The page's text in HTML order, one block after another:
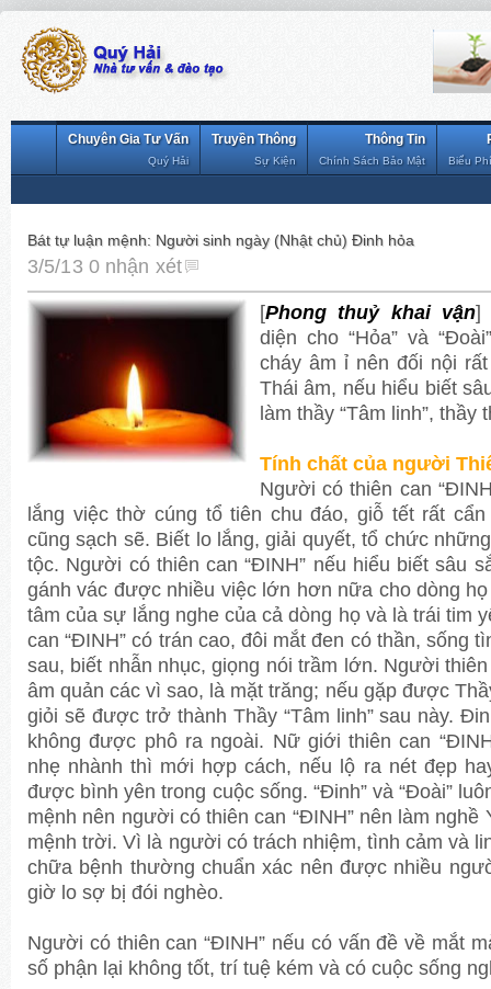
Biểu
Thông Tin
Chính Sách Bảo Mật
Truyền Thông
Sự Kiện
Chuyên Gia Tư Vấn
Quý Hải
Bát tự luận mệnh: Người sinh ngày (Nhật chủ) Đinh hỏa
3/5/13 0 nhận xét
[Phong thuỷ khai vận]
diện cho “Hỏa” và
cháy âm ỉ nên đối nội
Thái âm, nếu hiểu biết
làm thầy “Tâm linh”, thầy
Tính chất của người
Người có thiên can
lắng việc thờ cúng tổ tiên chu đáo, giỗ tết rất
cũng sạch sẽ. Biết lo lắng, giải quyết, tổ chức
tộc. Người có thiên can “ĐINH” nếu hiểu biết sâu
gánh vác được nhiều việc lớn hơn nữa cho dòng
tâm của sự lắng nghe của cả dòng họ và là trái tim
can “ĐINH” có trán cao, đôi mắt đen có thần, sống
sau, biết nhẫn nhục, giọng nói trầm lớn. Người
âm quản các vì sao, là mặt trăng; nếu gặp được
giỏi sẽ được trở thành Thầy “Tâm linh” sau này.
không được phô ra ngoài. Nữ giới thiên can
nhẹ nhành thì mới hợp cách, nếu lộ ra nét đẹp
được bình yên trong cuộc sống. “Đinh” và “Đoài”
mệnh nên người có thiên can “ĐINH” nên làm nghề
mệnh trời. Vì là người có trách nhiệm, tình cảm và
chữa bệnh thường chuẩn xác nên được nhiều
giờ lo sợ bị đói nghèo.
Người có thiên can “ĐINH” nếu có vấn đề về mắt
số phận lại không tốt, trí tuệ kém và có cuộc sống